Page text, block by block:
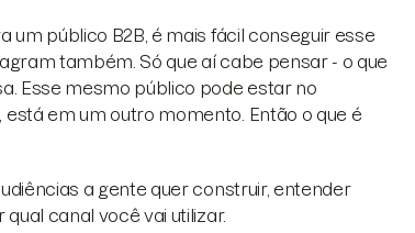
público B2B, é mais fácil conseguir esse
também. Só que aí cabe pensar - o que
Esse mesmo público pode estar no
em um outro momento. Então o que é
a gente quer construir, entender
canal você vai utilizar.